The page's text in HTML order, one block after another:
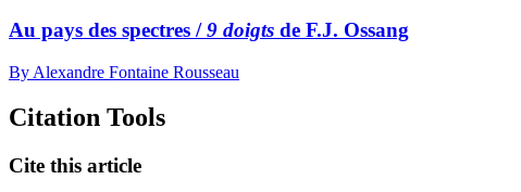
Au pays des spectres /9 doigts de F.J. Ossang
By Alexandre Fontaine Rousseau
Citation Tools
Cite this article